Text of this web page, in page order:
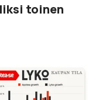
toinen